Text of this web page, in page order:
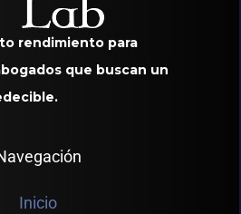
rendimiento para
que buscan un
Inicio